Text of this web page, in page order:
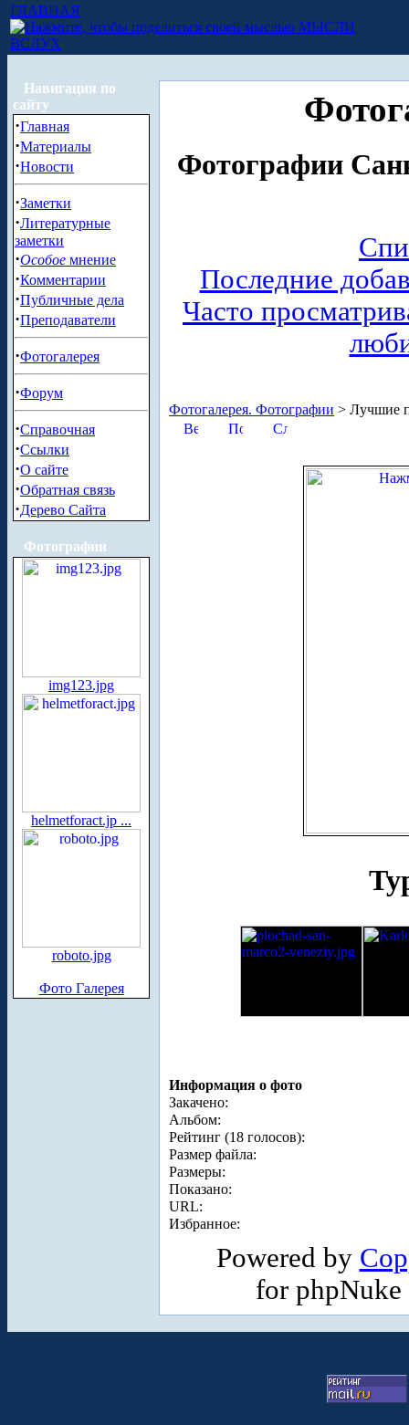
ГЛАВНАЯ
МЫСЛИ
ВСЛУХ
Навигация по
сайту
·Главная
·Материалы
·Новости
·Заметки
·Литературные
заметки
·Особое мнение
·Комментарии
·Публичные дела
·Преподаватели
·Фотогалерея
·Форум
·Справочная
·Ссылки
·О сайте
·Обратная связь
·Дерево Сайта
Фотографии
img123.jpg
helmetforact.jp ...
roboto.jpg
Фото Галерея
Фотографии
Последние
Часто
Фотогалерея. Фотографии > Лучшие
Информация о фото
Закачено:
Альбом:
Рейтинг (18 голосов):
Размер файла:
Размеры:
Показано:
URL:
Избранное:
Powered by
for